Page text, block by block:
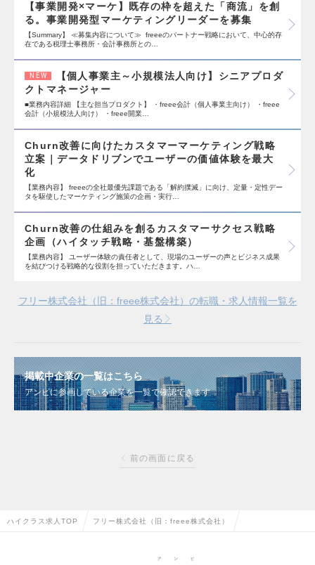
【事業開発×マーケ】既存の枠を超えた「商流」を創
る。事業開発型マーケティングリーダーを募集
【Summary】 ≪募集内容について≫ freeeのパートナー戦略において、中心的存
在である税理士事務所・会計事務所との…
NEW
【個人事業主～小規模法人向け】シニアプロダ
クトマネージャー
■業務内容詳細 【主な担当プロダクト】 ・freee会計（個人事業主向け） ・freee
会計（小規模法人向け） ・freee開業…
Churn改善に向けたカスタマーマーケティング戦略
立案｜データドリブンでユーザーの価値体験を最大
化
【業務内容】 freeeの全社最優先課題である「解約撲滅」に向け、定量・定性デー
タを駆使したマーケティング施策の企画・実行…
Churn改善の仕組みを創るカスタマーサクセス戦略
企画（ハイタッチ戦略・基盤構築）
【業務内容】 ユーザー体験の責任者として、現場のユーザーの声とビジネス成果
を結びつける戦略的な役割を担っていただきます。ハ…
フリー株式会社（旧：freee株式会社）の転職・求人情報一覧を
見る
掲載中企業の一覧はこちら
アンビに参画している企業を一覧で確認できます
前の画面に戻る
ハイクラス求人TOP フリー株式会社（旧：freee株式会社）